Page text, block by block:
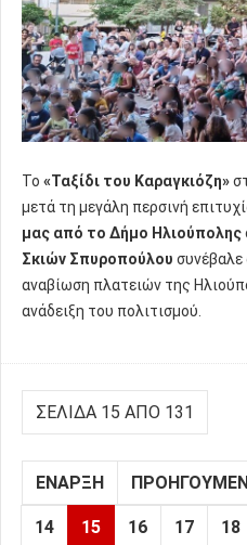
Το «Ταξίδι του Καραγκιόζη»
μετά τη μεγάλη περσινή
μας από το Δήμο Ηλιούπολης
Σκιών Σπυροπούλου
αναβίωση πλατειών της
ανάδειξη του πολιτισμού.
ΣΕΛΊΔΑ 15 ΑΠΌ 131
ΈΝΑΡΞΗ
14 15 16 17 18